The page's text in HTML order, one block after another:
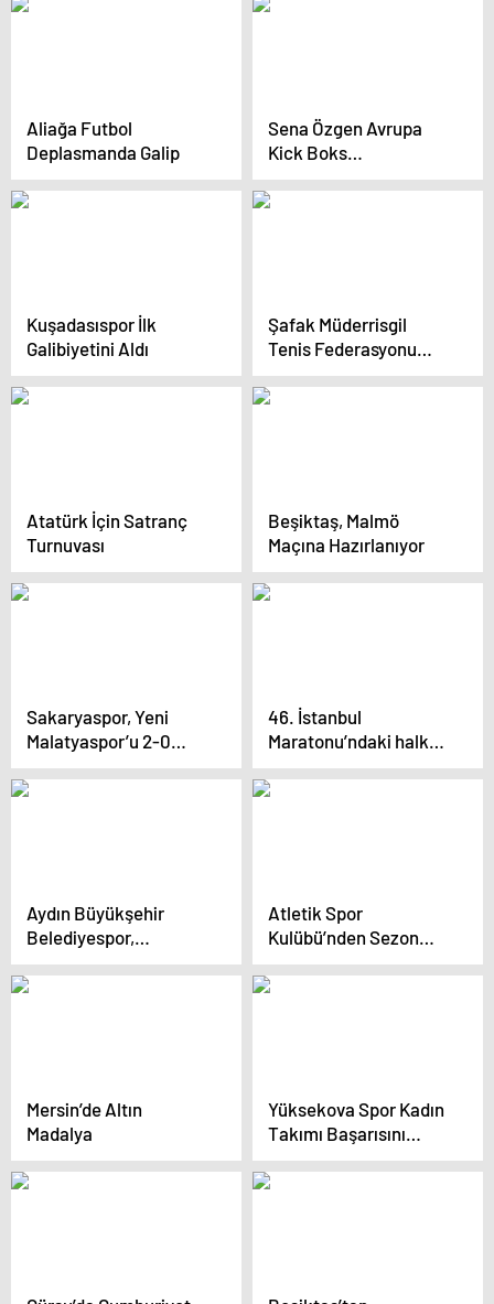
Aliağa Futbol
Deplasmanda Galip
Sena Özgen Avrupa
Kick Boks
Şampiyonası’nda
Gümüş Madalya
Kuşadasıspor İlk
Galibiyetini Aldı
Şafak Müderrisgil
Tenis Federasyonu
Başkanı Oldu
Atatürk İçin Satranç
Turnuvası
Beşiktaş, Malmö
Maçına Hazırlanıyor
Sakaryaspor, Yeni
Malatyaspor’u 2-0
Geçti
46. İstanbul
Maratonu’ndaki halk
koşusunda Filistin’e
destek
Aydın Büyükşehir
Belediyespor,
Galatasaray Maçına
Hazır
Atletik Spor
Kulübü’nden Sezon
Ziyareti
Mersin’de Altın
Madalya
Yüksekova Spor Kadın
Takımı Başarısını
Sürdürüyor